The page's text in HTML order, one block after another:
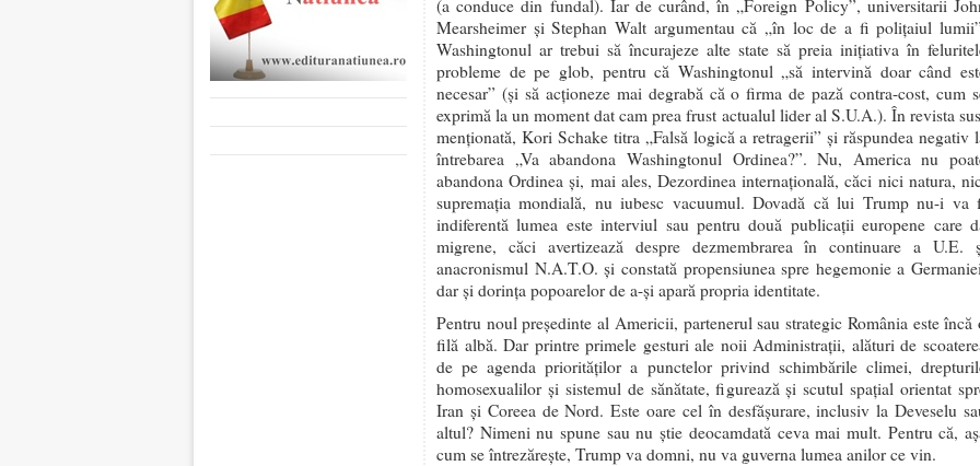
(a conduce din fundal). Iar de curând, în „Foreign Policy”, universitarii
Mearsheimer şi Stephan Walt argumentau că „în loc de a fi poliţaiul
Washingtonul ar trebui să încurajeze alte state să preia iniţiativa în
probleme de pe glob, pentru că Washingtonul „să intervină doar când
necesar” (şi să acţioneze mai degrabă că o firma de pază contra-cost, cum
exprimă la un moment dat cam prea frust actualul lider al S.U.A.). În revista
menţionată, Kori Schake titra „Falsă logică a retragerii” şi răspundea negativ
întrebarea „Va abandona Washingtonul Ordinea?”. Nu, America nu
abandona Ordinea şi, mai ales, Dezordinea internaţională, căci nici natura,
supremaţia mondială, nu iubesc vacuumul. Dovadă că lui Trump nu-i va
indiferentă lumea este interviul sau pentru două publicaţii europene care
migrene, căci avertizează despre dezmembrarea în continuare a U.E.
anacronismul N.A.T.O. şi constată propensiunea spre hegemonie a
dar şi dorinţa popoarelor de a-şi apară propria identitate.
Pentru noul preşedinte al Americii, partenerul sau strategic România este încă
filă albă. Dar printre primele gesturi ale noii Administraţii, alături de
de pe agenda priorităţilor a punctelor privind schimbările climei,
homosexualilor şi sistemul de sănătate, figurează şi scutul spaţial orientat
Iran şi Coreea de Nord. Este oare cel în desfăşurare, inclusiv la Deveselu
altul? Nimeni nu spune sau nu ştie deocamdată ceva mai mult. Pentru că,
cum se întrezăreşte, Trump va domni, nu va guverna lumea anilor ce vin.